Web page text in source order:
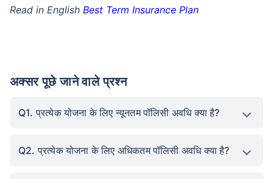
Read in English Best Term Insurance Plan
अक्सर पूछे जाने वाले प्रश्न
Q1. प्रत्येक योजना के लिए न्यूनतम पॉलिसी अवधि क्या है?
Q2. प्रत्येक योजना के लिए अधिकतम पॉलिसी अवधि क्या है?